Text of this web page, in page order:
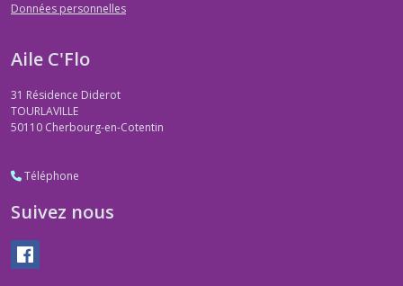
Données personnelles
Aile C'Flo
31 Résidence Diderot
TOURLAVILLE
50110 Cherbourg-en-Cotentin
Téléphone
Suivez nous